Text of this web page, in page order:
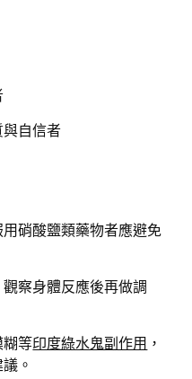
自信者
硝酸鹽類藥物者應避免
察身體反應後再做調
等印度綠水鬼副作用 ，
。